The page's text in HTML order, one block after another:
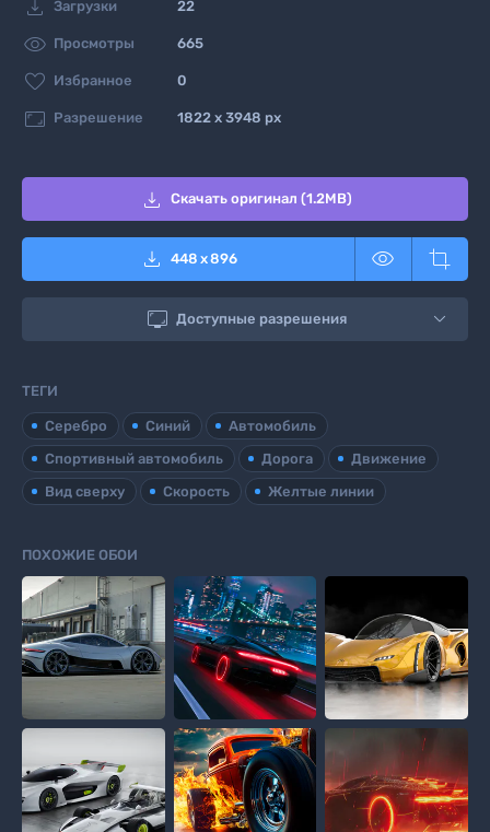
 Загрузки 22
 Просмотры 665
 Избранное 0
 Разрешение 1822 x 3948 px
 Скачать оригинал (1.2MB)
 448 x896  
 Доступные разрешения
ТЕГИ
Серебро Синий
Автомобиль
Спортивный автомобиль
Дорога
Движение
Вид сверху
Скорость Желтые линии
ПОХОЖИЕ ОБОИ